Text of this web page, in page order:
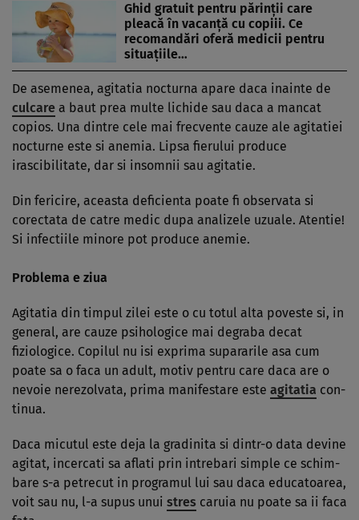
Ghid gratuit pentru părinții care
pleacă în vacanță cu copiii. Ce
recomandări oferă medicii pentru
situațiile…
De asemenea, agitatia nocturna apare daca inainte de
culcare a baut prea multe lichide sau daca a mancat
copios. Una dintre cele mai frecvente cauze ale agitatiei
nocturne este si anemia. Lipsa fierului produce
irascibilitate, dar si insomnii sau agitatie.
Din fericire, aceasta deficienta poate fi observata si
corectata de catre medic dupa analizele uzuale. Atentie!
Si infectiile minore pot produce anemie.
Problema e ziua
Agitatia din timpul zilei este o cu totul alta poveste si, in
general, are cauze psi­ho­logice mai degraba decat
fiziologice. Copilul nu isi exprima supararile asa cum
poate sa o faca un adult, motiv pentru care daca are o
nevoie nerezol­va­ta, pri­ma manifestare este agitatia con­
tinua.
Daca micutul este deja la gra­di­ni­ta si dintr-o data devine
agitat, incercati sa aflati prin intrebari simple ce schim­
ba­re s-a petre­cut in programul lui sau daca educatoarea,
voit sau nu, l-a supus unui stres caruia nu poate sa ii faca